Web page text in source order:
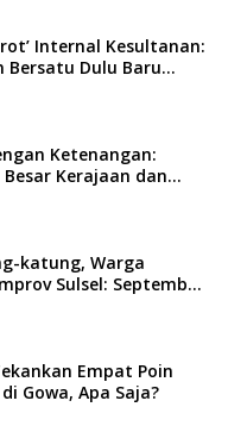
Internal Kesultanan:
Bersatu Dulu Baru
Ketenangan:
Kerajaan dan
katung, Warga
Sulsel: September
Empat Poin
Gowa, Apa Saja?